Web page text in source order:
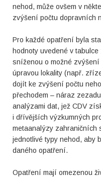
nehod, může ovšem v
zvýšení počtu dopravních
Pro každé opatření byla
hodnoty uvedené v
sníženou o možné
úpravou lokality (např.
dojít ke zvýšení počtu
přechodem – náraz
analýzami dat, jež CDV
i dřívějších výzkumných
metaanalýzy zahraničních
jednotlivé typy nehod, aby
daného opatření.
Opatření mají omezenou